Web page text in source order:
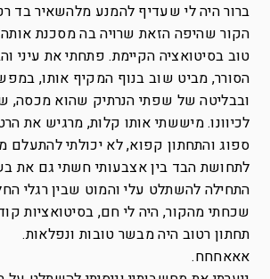
ברור היה לי שעדיף להמנע מלהשאיר בד
הקור שהיפה הזאת שרויה בה מסכנת
טוב בסיטואציה הקיימת. פתחתי את עיני
הסורר, מביט שוב בנוף המקיף אותו,
ובבליטה של שפתי הנרתיק שהוא מכסה,
לכיוונו. מיששתי אותו קלות, מרגיש את
ספוג והתחתון קפוא, לא יכולתי
לתחושת הבד בין אצבעותי חשתי גם את
התחילה להשתלט עלי והמוט שבין רגלי
שכחתי מהקור, היה לי חם, בסיטואציות
תחתון רטוב היה מבשר טובות ונפלאות.
אאאחחח.